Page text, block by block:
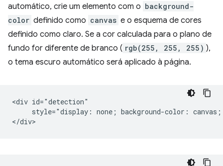
automático, crie um elemento com o background-
color definido como canvas e o esquema de cores
definido como claro. Se a cor calculada para o plano de
fundo for diferente de branco ( rgb(255, 255, 255) ),
o tema escuro automático será aplicado à página.
<div id="detection"
style="display: none; background-color: